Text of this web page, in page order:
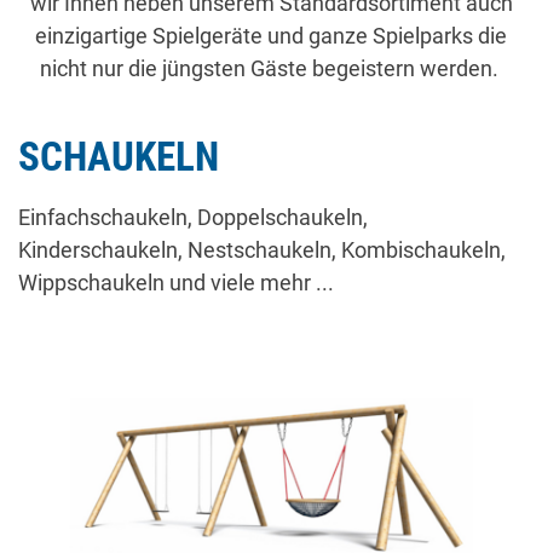
einzigartige Spielgeräte und ganze Spielparks die
nicht nur die jüngsten Gäste begeistern werden.
SCHAUKELN
Einfachschaukeln, Doppelschaukeln,
Kinderschaukeln, Nestschaukeln, Kombischaukeln,
Wippschaukeln und viele mehr ...